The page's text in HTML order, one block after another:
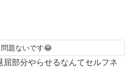
題ないです😂
屈部分やらせるなんてセルフネ